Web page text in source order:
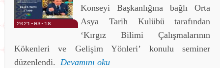
2021-03-18
Konseyi Başkanlığına bağlı Orta
Asya Tarih Kulübü tarafından
‘Kırgız Bilimi Çalışmalarının
Kökenleri ve Gelişim Yönleri’ konulu seminer
düzenlendi. Devamını oku